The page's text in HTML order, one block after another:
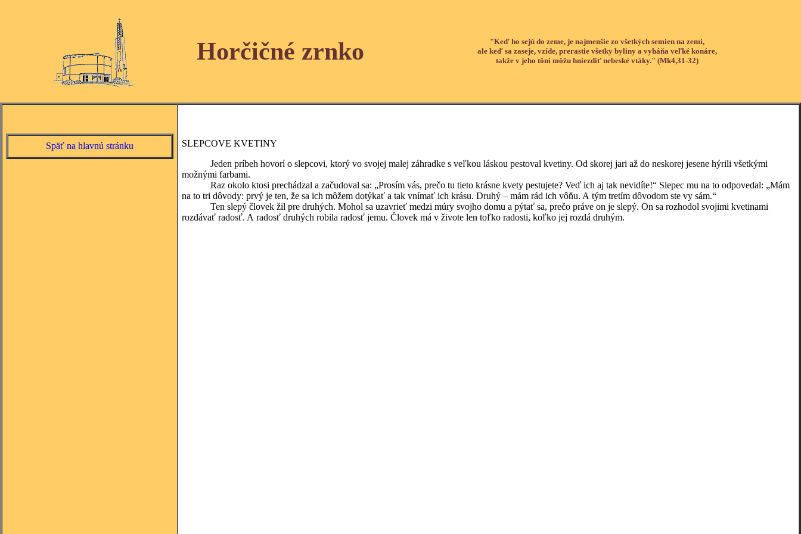
Horčičné zrnko
"Keď ho sejú do zeme, je najmenšie zo všetkých semien na zemi,
ale keď sa zaseje, vzíde, prerastie všetky byliny a vyháňa veľké konáre,
takže v jeho tôni môžu hniezdiť nebeské vtáky." (Mk4,31-32)
Späť na hlavnú stránku
SLEPCOVE KVETINY
Jeden príbeh hovorí o slepcovi, ktorý vo svojej malej záhradke s veľkou láskou pestoval kvetiny. Od skorej jari až do neskorej jesene hýrili všetkými
možnými farbami.
Raz okolo ktosi prechádzal a začudoval sa: „Prosím vás, prečo tu tieto krásne kvety pestujete? Veď ich aj tak nevidíte!“ Slepec mu na to odpovedal: „Mám
na to tri dôvody: prvý je ten, že sa ich môžem dotýkať a tak vnímať ich krásu. Druhý – mám rád ich vôňu. A tým tretím dôvodom ste vy sám.“
Ten slepý človek žil pre druhých. Mohol sa uzavrieť medzi múry svojho domu a pýtať sa, prečo práve on je slepý. On sa rozhodol svojimi kvetinami
rozdávať radosť. A radosť druhých robila radosť jemu. Človek má v živote len toľko radosti, koľko jej rozdá druhým.